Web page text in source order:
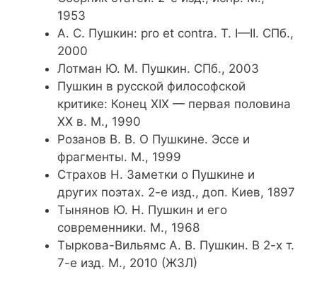
1953
А. С. Пушкин: pro et contra. T. I—II. СПб.,
2000
Лотман Ю. М. Пушкин. СПб., 2003
Пушкин в русской философской
критике: Конец XIX — первая половина
XX в. М., 1990
Розанов В. В. О Пушкине. Эссе и
фрагменты. М., 1999
Страхов Н. Заметки о Пуш­кине и
других поэтах. 2-е изд., доп. Киев, 1897
Тынянов Ю. Н. Пуш­кин и его
современники. М., 1968
Тыркова-Вильямс А. В. Пушкин. В 2-х т.
7-е изд. М., 2010 (ЖЗЛ)